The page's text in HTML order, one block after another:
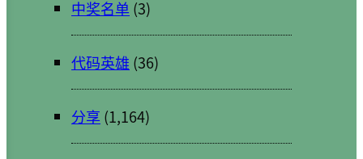
中奖名单 (3)
代码英雄 (36)
分享 (1,164)